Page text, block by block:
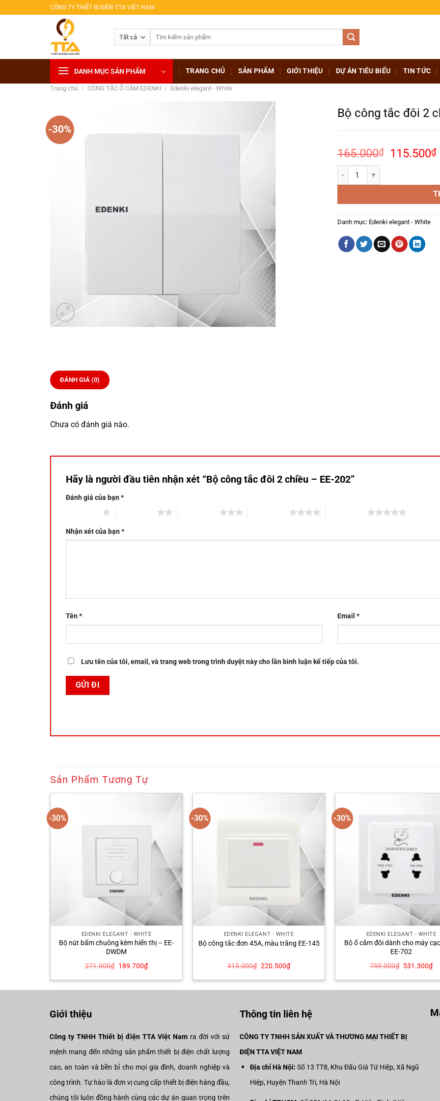
qua
CÔNG TY THIẾT BỊ ĐIỆN TTA VIỆT NAM
DANH MỤC SẢN PHẨM TRANG CHỦ SẢN PHẨM GIỚI THIỆU DỰ ÁN TIÊU BIỂU TIN TỨC
Trang chủ / CÔNG TẮC Ổ CẮM EDENKI / Edenki elegant - White
-30%
Bộ công tắc đôi 2
165.000₫
Giá
115.500₫
Bộ công tắc đôi 2 chiều – EE-
Danh mục: Edenki elegant - White
ĐÁNH GIÁ (0)
Đánh giá
Chưa có đánh giá nào.
Hãy là người đầu tiên nhận xét “Bộ công tắc đôi 2 chiều – EE-202”
Đánh giá của bạn*
Nhận xét của bạn*
Tên* Email *
Lưu tên của tôi, email, và trang web trong trình duyệt này cho lần bình luận kế tiếp của tôi.
Sản Phẩm Tương Tự
-30%
EDENKI ELEGANT - WHITE
Bộ nút bấm chuông kèm hiển thị – EE-
DWDM
271.000₫ Giá
là:
189.700₫Giá
tại
-30%
EDENKI ELEGANT - WHITE
Bộ công tắc đơn 45A, màu trắng EE-145
315.000₫ Giá
là:
220.500₫Giá
tại
-30%
EDENKI ELEGANT - WHITE
Bộ ổ cắm đôi dành cho máy
EE-702
759.000₫ Giá
là:
531.300₫
tại
Giới thiệu
Công ty TNHH Thiết bị điện TTA Việt Nam ra đời với sứ
mệnh mang đến những sản phẩm thiết bị điện chất lượng
cao, an toàn và bền bỉ cho mọi gia đình, doanh nghiệp và
công trình. Tự hào là đơn vị cung cấp thiết bị điện hàng đầu,
chúng tôi luôn đồng hành cùng các dự án quan trọng trên
Thông tin liên hệ
CÔNG TY TNHH SẢN XUẤT VÀ THƯƠNG MẠI THIẾT BỊ
ĐIỆN TTA VIỆT NAM
Địa chỉ Hà Nội: Số 13 TT8, Khu Đấu Giá Tứ Hiệp, Xã Ngũ
Hiệp, Huyện Thanh Trì, Hà Nội